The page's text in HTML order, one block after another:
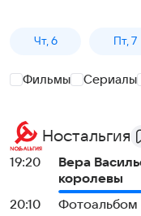
Чт, 6 Пт, 7
Фильмы Сериалы
Ностальгия
19:20
Вера
королевы
20:10